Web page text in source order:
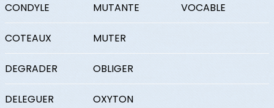
CONDYLE MUTANTE VOCABLE
COTEAUX MUTER
DEGRADER OBLIGER
DELEGUER OXYTON